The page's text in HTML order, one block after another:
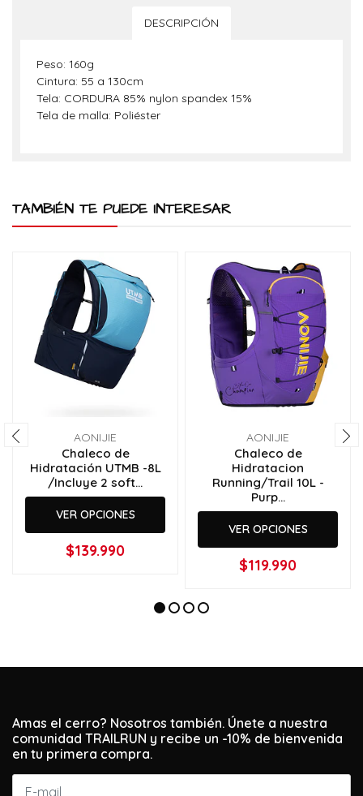
DESCRIPCIÓN
Peso: 160g
Cintura: 55 a 130cm
Tela: CORDURA 85% nylon spandex 15%
Tela de malla: Poliéster
TAMBIÉN TE PUEDE INTERESAR
AONIJIE
Chaleco de
Hidratación UTMB -8L
/Incluye 2 soft...
VER OPCIONES
$139.990
AONIJIE
Chaleco de
Hidratacion
Running/Trail 10L -
Purp...
VER OPCIONES
$119.990
Amas el cerro? Nosotros también. Únete a nuestra
comunidad TRAILRUN y recibe un -10% de bienvenida
en tu primera compra.